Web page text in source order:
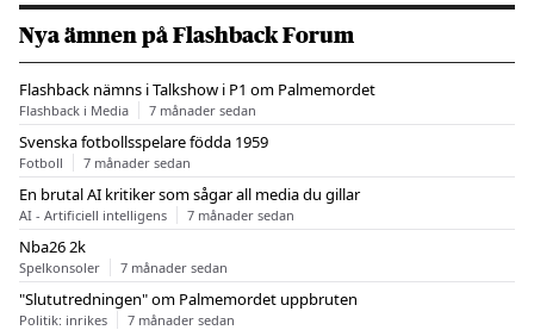
Nya ämnen på Flashback Forum
Flashback nämns i Talkshow i P1 om Palmemordet
Flashback i Media 7 månader sedan
Svenska fotbollsspelare födda 1959
Fotboll 7 månader sedan
En brutal AI kritiker som sågar all media du gillar
AI - Artificiell intelligens 7 månader sedan
Nba26 2k
Spelkonsoler 7 månader sedan
"Slututredningen" om Palmemordet uppbruten
Politik: inrikes 7 månader sedan